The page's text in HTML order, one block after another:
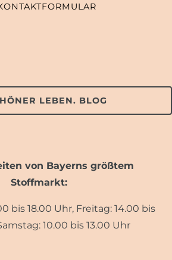
LEBEN. BLOG
von Bayerns größtem
Stoffmarkt:
bis 18.00 Uhr, Freitag: 14.00 bis
10.00 bis 13.00 Uhr